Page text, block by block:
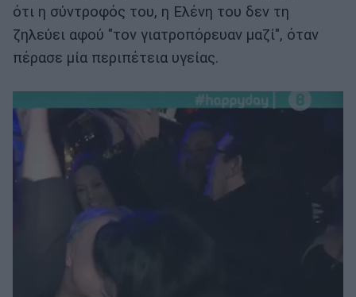
ότι η σύντροφός του, η Ελένη του δεν τη
ζηλεύει αφού "τον γιατροπόρευαν μαζί", όταν
πέρασε μία περιπέτεια υγείας.